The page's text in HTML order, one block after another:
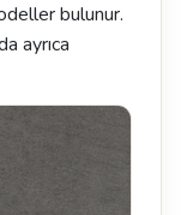
bulunur.
ayrıca